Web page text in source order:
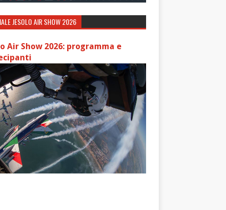
JESOLO AIR SHOW 2026
Air Show 2026: programma e